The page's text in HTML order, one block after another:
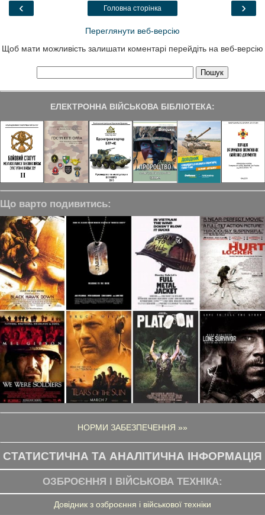
o
a
‹ ›
Головна сторінка
Переглянути веб-версію
Щоб мати можливість залишати коментарі перейдіть на веб-версію
ЕЛЕКТРОННА ВІЙСЬКОВА БІБЛІОТЕКА:
Що варто подивитись:
НОРМИ ЗАБЕЗПЕЧЕННЯ »»
СТАТИСТИЧНА ТА АНАЛІТИЧНА ІНФОРМАЦІЯ
ОЗБРОЄННЯ І ВІЙСЬКОВА ТЕХНІКА:
Довідник з озброєння і військової техніки